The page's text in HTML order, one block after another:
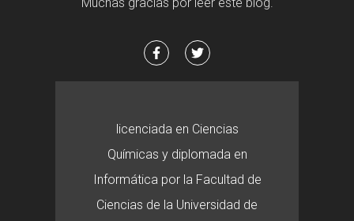
licenciada en Ciencias
Químicas y diplomada en
Informática por la Facultad de
Ciencias de la Universidad de